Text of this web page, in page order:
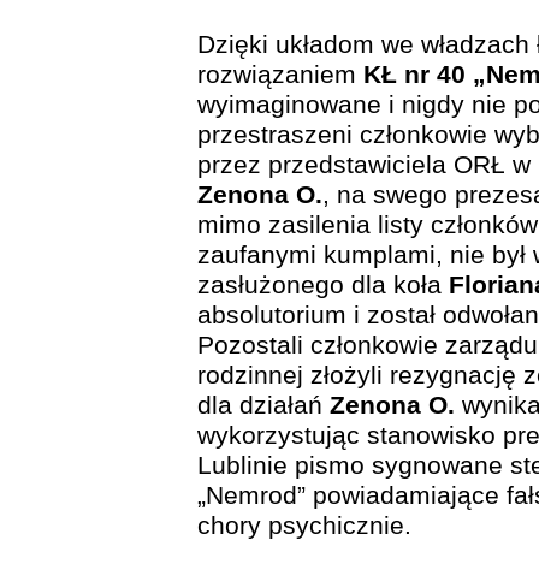
Dzięki układom we
rozwiązaniem KŁ nr 40
wyimaginowane i nigdy nie
przestraszeni członkowie
przez przedstawiciela ORŁ
Zenona O., na swego
mimo zasilenia listy
zaufanymi kumplami, nie
zasłużonego dla koła
absolutorium i został
Pozostali członkowie
rodzinnej złożyli rezygnację
dla działań Zenona O.
wykorzystując stanowisko
Lublinie pismo sygnowane
„Nemrod” powiadamiające
chory psychicznie.